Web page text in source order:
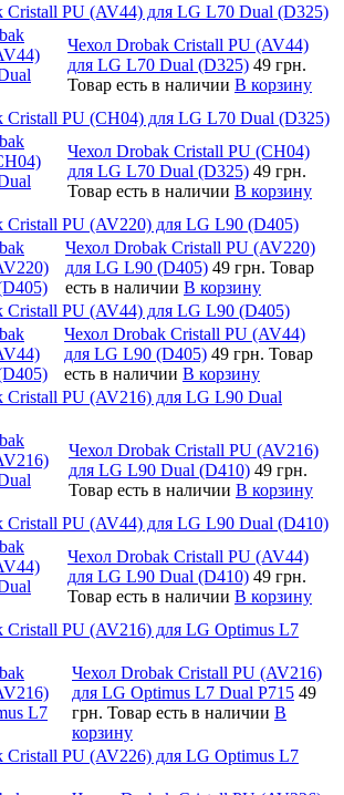
Cristall PU (AV44) для LG L70 Dual (D325)
Чехол Drobak Cristall PU (AV44)
для LG L70 Dual (D325) 49 грн.
Товар есть в наличии В корзину
Cristall PU (CH04) для LG L70 Dual (D325)
Чехол Drobak Cristall PU (CH04)
для LG L70 Dual (D325) 49 грн.
Товар есть в наличии В корзину
Cristall PU (AV220) для LG L90 (D405)
Чехол Drobak Cristall PU (AV220)
для LG L90 (D405) 49 грн. Товар
есть в наличии В корзину
Cristall PU (AV44) для LG L90 (D405)
Чехол Drobak Cristall PU (AV44)
для LG L90 (D405) 49 грн. Товар
есть в наличии В корзину
Cristall PU (AV216) для LG L90 Dual
Чехол Drobak Cristall PU (AV216)
для LG L90 Dual (D410) 49 грн.
Товар есть в наличии В корзину
Cristall PU (AV44) для LG L90 Dual (D410)
Чехол Drobak Cristall PU (AV44)
для LG L90 Dual (D410) 49 грн.
Товар есть в наличии В корзину
Cristall PU (AV216) для LG Optimus L7
Чехол Drobak Cristall PU (AV216)
для LG Optimus L7 Dual P715 49
грн. Товар есть в наличии В
корзину
Cristall PU (AV226) для LG Optimus L7